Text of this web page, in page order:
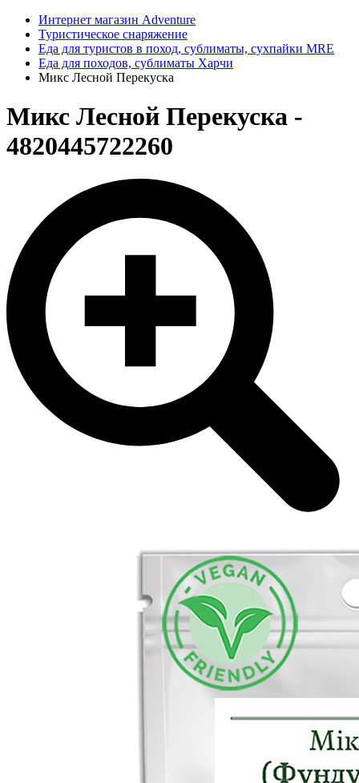
Интернет магазин Adventure
Туристическое снаряжение
Еда для туристов в поход, сублиматы, сухпайки MRE
Еда для походов, сублиматы Харчи
Микс Лесной Перекуска
Микс Лесной Перекуска -
4820445722260